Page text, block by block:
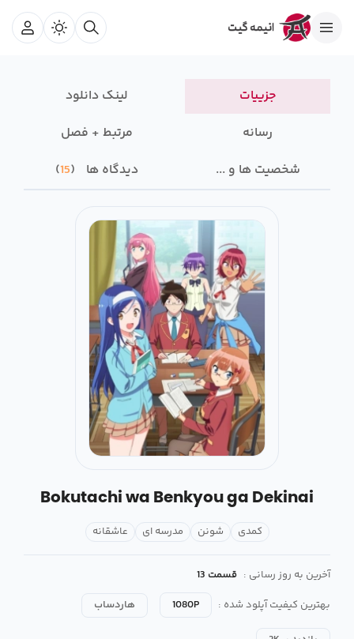
جزییات
لینک دانلود
رسانه‌
مرتبط + فصل
شخصیت ها و ...
دیدگاه ها 15
Bokutachi wa Benkyou ga Dekinai
کمدی شونن مدرسه ای عاشقانه
آخرین به روز رسانی : قسمت 13
بهترین کیفیت آپلود شده :
1080P هاردساب